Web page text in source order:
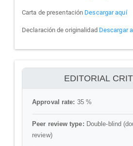
Carta de presentación Descargar aquí
Declaración de originalidad Descargar
ithenticate
EDITORIAL
Approval rate: 35 %
Peer review type: Double-blind
review)